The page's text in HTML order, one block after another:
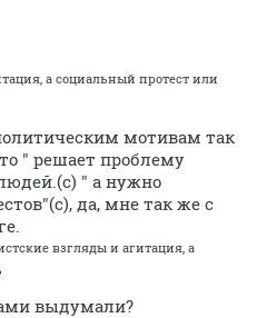
а социальный протест или
мотивам так
" решает проблему
" а нужно
да, мне так же с
взгляды и агитация, а
выдумали?